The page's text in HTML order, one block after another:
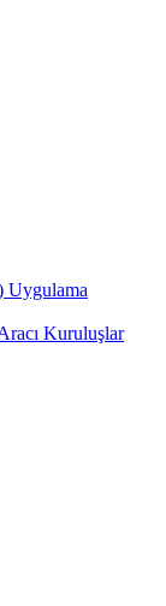
Uygulama
Kuruluşlar